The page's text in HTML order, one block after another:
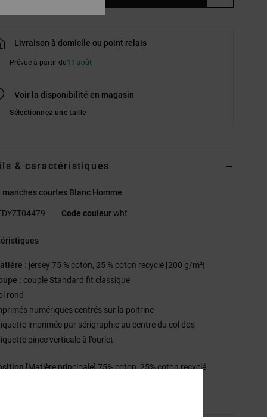
Livraison à domicile ou point relais
Prévue à partir du11 août
Voir la disponibilité en magasin
Sélectionnez une taille
& caractéristiques
manches courtes Blanc Homme
Code couleurwht
: jersey 75 % coton, 25 % coton recyclé [200 g/m²]
: couple Standard fit classique
rond
numériques centrés sur la poitrine
imprimée par sérigraphie au centre du col dos
pince verticale à l’ourlet
[Matière principale] 75% coton, 25% coton recyclé